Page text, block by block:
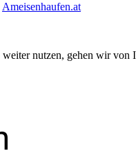
Ameisenhaufen.at
nutzen, gehen wir von